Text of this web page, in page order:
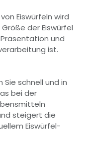
Eiswürfeln wird
der Eiswürfel
und
ist.
Sie schnell und in
bei der
steigert die
Eiswürfel-